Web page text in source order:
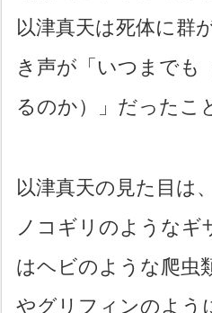
以津真天は死体に群
き声が「いつまでも
るのか）」だったこ
以津真天の見た目は
ノコギリのようなギ
はヘビのような爬虫
やグリフィンのよう